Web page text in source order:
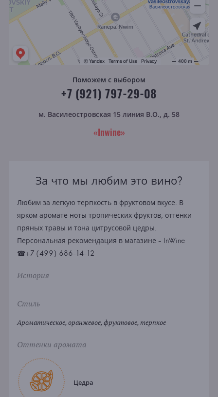
Поможем с выбором
+7 (921) 797-29-08
м. Василеостровская 15 линия В.О., д. 58
«Inwine»
За что мы любим это вино?
Любим за легкую терпкость в фруктовом вкусе. В
ярком аромате ноты тропических фруктов, оттенки
пряных травы и тона цитрусовой цедры.
Персональная рекомендация в магазине - InWine
☎+7 (499) 686-14-12
История
Стиль
Ароматическое, оранжевое, фруктовое, терпкое
Оттенки аромата
Цедра